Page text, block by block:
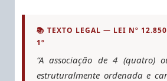
📚 TEXTO LEGAL — LEI Nº
1º
“A associação de 4 (quatro)
estruturalmente ordenada e